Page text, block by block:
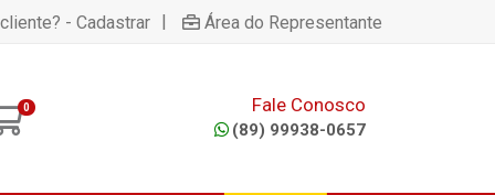
- Cadastrar | Área do Representante
0 Fale Conosco
(89) 99938-0657